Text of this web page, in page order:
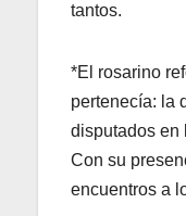
tantos.
*El rosarino
pertenecía: la
disputados en
Con su
encuentros a